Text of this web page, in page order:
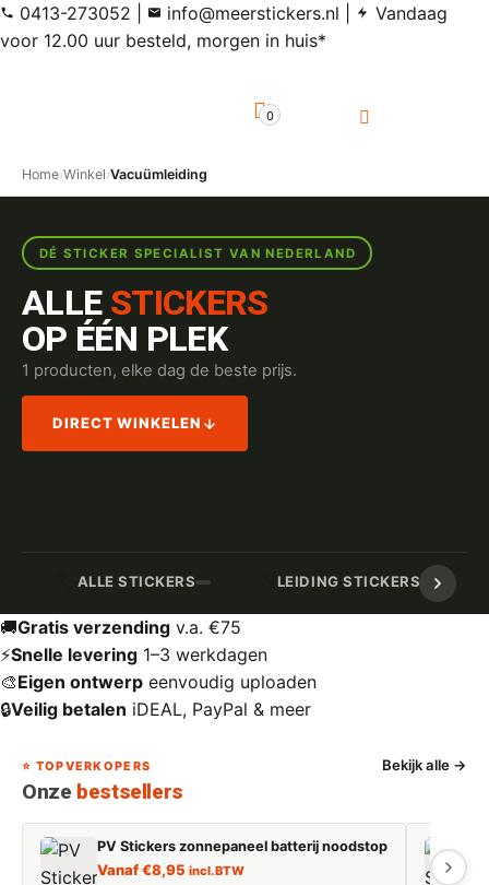
0413-273052 info@meerstickers.nl
Vandaag
voor 12.00 uur besteld, morgen in huis*
0
Home›Winkel›Vacuümleiding
DÉ STICKER SPECIALIST VAN NEDERLAND
ALLE STICKERS
OP ÉÉN PLEK
1 producten, elke dag de beste prijs.
DIRECT WINKELEN
ALLE STICKERS LEIDING STICKERS /
🚚Gratis verzending v.a. €75
⚡Snelle levering 1–3 werkdagen
🎨Eigen ontwerp eenvoudig uploaden
🔒Veilig betalen iDEAL, PayPal & meer
⭐ TOPVERKOPERS
Onze bestsellers
Bekijk alle →
PV Stickers zonnepaneel batterij noodstop
Vanaf€8,95 incl. BTW